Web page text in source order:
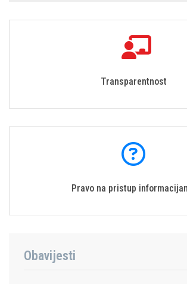
Transparentnost
Pravo na pristup
Obavijesti